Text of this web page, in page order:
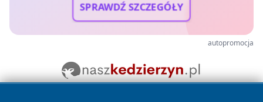
SPRAWDŹ SZCZEGÓŁY
autopromocja